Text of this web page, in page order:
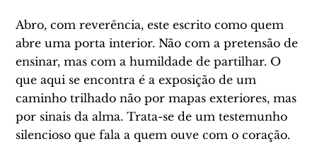
Abro, com reverência, este escrito como quem
abre uma porta interior. Não com a pretensão de
ensinar, mas com a humildade de partilhar. O
que aqui se encontra é a exposição de um
caminho trilhado não por mapas exteriores, mas
por sinais da alma. Trata-se de um testemunho
silencioso que fala a quem ouve com o coração.